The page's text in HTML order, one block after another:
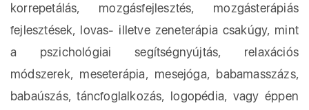
korrepetálás, mozgásfejlesztés, mozgásterápiás
fejlesztések, lovas- illetve zeneterápia csakúgy, mint
a pszichológiai segítségnyújtás, relaxációs
módszerek, meseterápia, mesejóga, babamasszázs,
babaúszás, táncfoglalkozás, logopédia, vagy éppen